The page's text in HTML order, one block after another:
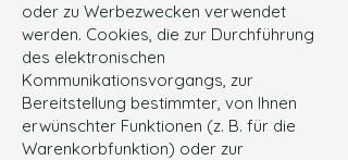
oder zu Werbezwecken verwendet
werden. Cookies, die zur Durchführung
des elektronischen
Kommunikationsvorgangs, zur
Bereitstellung bestimmter, von Ihnen
erwünschter Funktionen (z. B. für die
Warenkorbfunktion) oder zur